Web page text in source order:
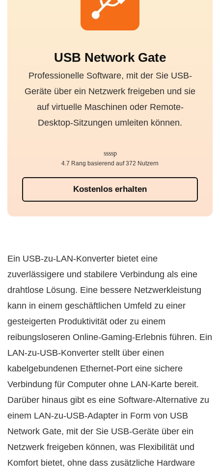
USB Network Gate
Professionelle Software, mit der Sie USB-
Geräte über ein Netzwerk freigeben und sie
auf virtuelle Maschinen oder Remote-
Desktop-Sitzungen umleiten können.
Kostenlos erhalten
4.7 Rang basierend auf 372 Nutzern
Ein USB-zu-LAN-Konverter bietet eine
zuverlässigere und stabilere Verbindung als eine
drahtlose Lösung. Eine bessere Netzwerkleistung
kann in einem geschäftlichen Umfeld zu einer
gesteigerten Produktivität oder zu einem
reibungsloseren Online-Gaming-Erlebnis führen. Ein
LAN-zu-USB-Konverter stellt über einen
kabelgebundenen Ethernet-Port eine sichere
Verbindung für Computer ohne LAN-Karte bereit.
Darüber hinaus gibt es eine Software-Alternative zu
einem LAN-zu-USB-Adapter in Form von USB
Network Gate, mit der Sie USB-Geräte über ein
Netzwerk freigeben können, was Flexibilität und
Komfort bietet, ohne dass zusätzliche Hardware